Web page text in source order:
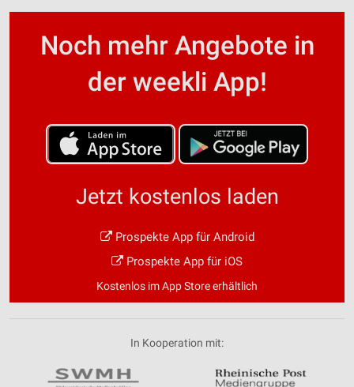
Noch mehr Angebote in
der weekli App!
Jetzt kostenlos laden
Prospekte App für Android
Prospekte App für iOS
Kostenlos im App Store erhältlich
In Kooperation mit: